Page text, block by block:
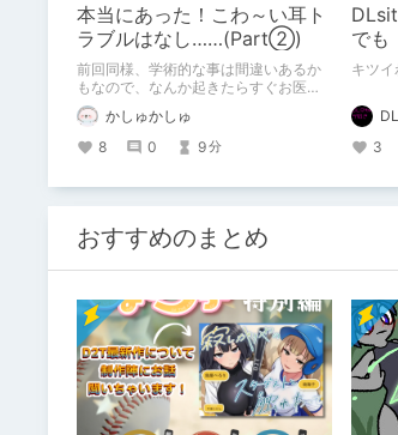
本当にあった！こわ～い耳ト
ラブルはなし……(Part②)
前回同様、学術的な事は間違いあるか
もなので、なんか起きたらすぐお医者
さんに行ってね！！！ 皆はシャレにな
らないから真似や近しい事はしないよ
うに！！！
かしゅかしゅ
8
0 9分
でも
キツイ
3
おすすめのまとめ